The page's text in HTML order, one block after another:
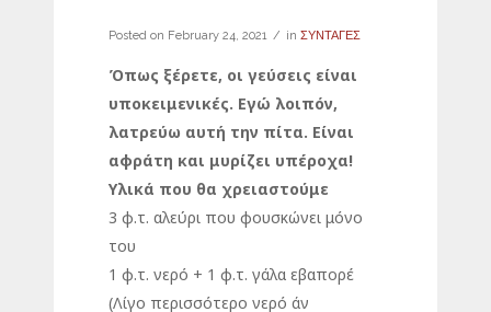
Posted on February 24, 2021 in ΣΥΝΤΑΓΕΣ
Όπως ξέρετε, οι γεύσεις είναι
υποκειμενικές. Εγώ λοιπόν,
λατρεύω αυτή την πίτα. Είναι
αφράτη και μυρίζει υπέροχα!
Υλικά που θα χρειαστούμε
3 φ.τ. αλεύρι που φουσκώνει μόνο
του
1 φ.τ. νερό + 1 φ.τ. γάλα εβαπορέ
(Λίγο περισσότερο νερό άν